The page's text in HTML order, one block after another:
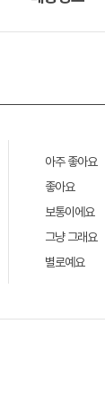
아주 좋아요
좋아요
보통이에요
그냥 그래요
별로예요